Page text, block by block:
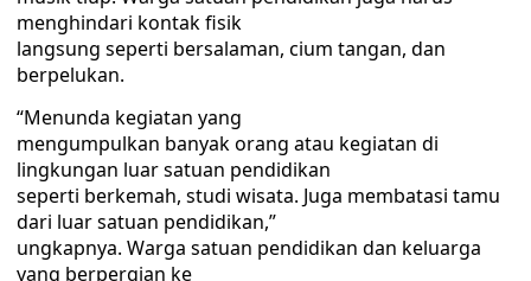
menghindari kontak fisik
langsung seperti bersalaman, cium tangan, dan
berpelukan.
“Menunda kegiatan yang
mengumpulkan banyak orang atau kegiatan di
lingkungan luar satuan pendidikan
seperti berkemah, studi wisata. Juga membatasi tamu
dari luar satuan pendidikan,”
ungkapnya. Warga satuan pendidikan dan keluarga
yang berpergian ke